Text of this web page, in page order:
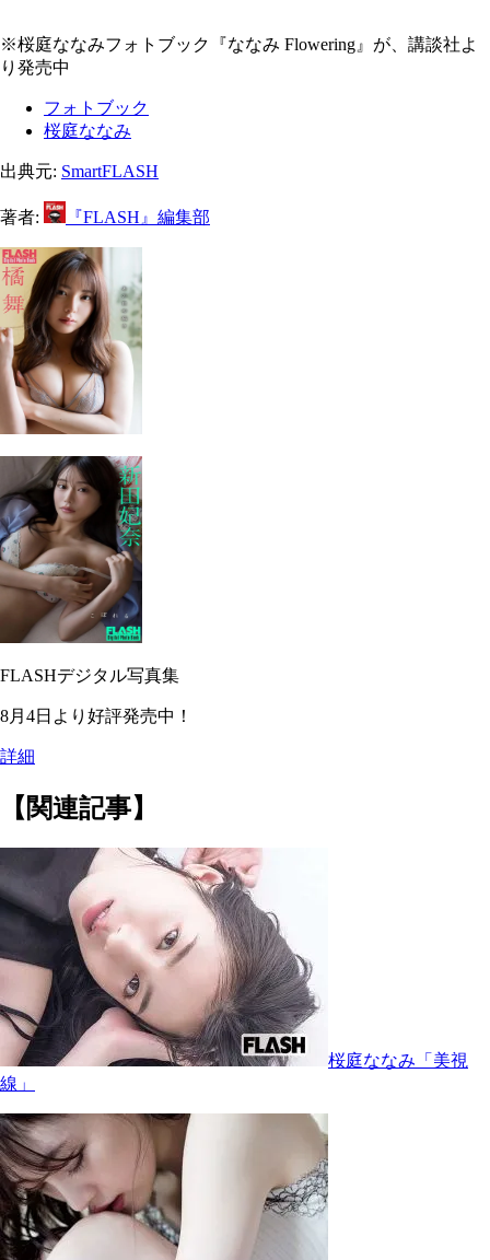
※桜庭ななみフォトブック『ななみ Flowering』が、講談社よ
り発売中
フォトブック
桜庭ななみ
出典元: SmartFLASH
著者: 『FLASH』編集部
FLASHデジタル写真集
8月4日より好評発売中！
詳細
【関連記事】
桜庭ななみ「美視
線」